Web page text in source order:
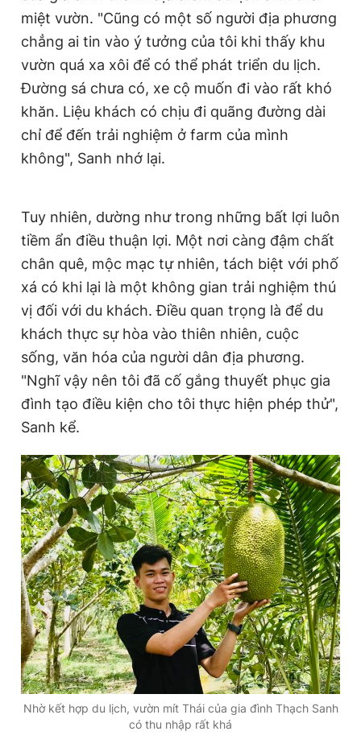
miệt vườn. "Cũng có một số người địa phương
chẳng ai tin vào ý tưởng của tôi khi thấy khu
vườn quá xa xôi để có thể phát triển du lịch.
Đường sá chưa có, xe cộ muốn đi vào rất khó
khăn. Liệu khách có chịu đi quãng đường dài
chỉ để đến trải nghiệm ở farm của mình
không", Sanh nhớ lại.
Tuy nhiên, dường như trong những bất lợi luôn
tiềm ẩn điều thuận lợi. Một nơi càng đậm chất
chân quê, mộc mạc tự nhiên, tách biệt với phố
xá có khi lại là một không gian trải nghiệm thú
vị đối với du khách. Điều quan trọng là để du
khách thực sự hòa vào thiên nhiên, cuộc
sống, văn hóa của người dân địa phương.
"Nghĩ vậy nên tôi đã cố gắng thuyết phục gia
đình tạo điều kiện cho tôi thực hiện phép thử",
Sanh kể.
Nhờ kết hợp du lịch, vườn mít Thái của gia đình Thạch Sanh
có thu nhập rất khá